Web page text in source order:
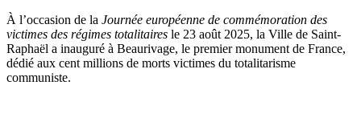
À l’occasion de la Journée européenne de commémoration des
victimes des régimes totalitaires le 23 août 2025, la Ville de Saint-
Raphaël a inauguré à Beaurivage, le premier monument de France,
dédié aux cent millions de morts victimes du totalitarisme
communiste.